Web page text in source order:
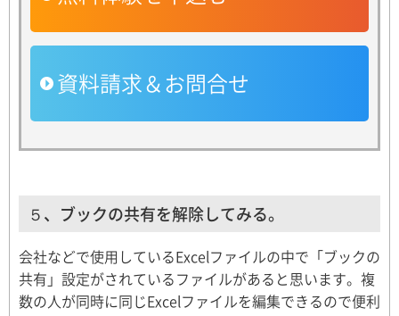
資料請求＆お問合せ
５、ブックの共有を解除してみる。
会社などで使用しているExcelファイルの中で「ブックの
共有」設定がされているファイルがあると思います。複
数の人が同時に同じExcelファイルを編集できるので便利